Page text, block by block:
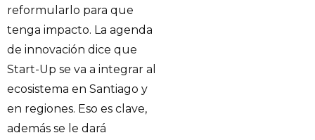
reformularlo para que
tenga impacto. La agenda
de innovación dice que
Start-Up se va a integrar al
ecosistema en Santiago y
en regiones. Eso es clave,
además se le dará